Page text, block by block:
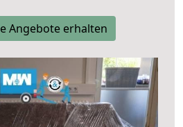
Angebote erhalten